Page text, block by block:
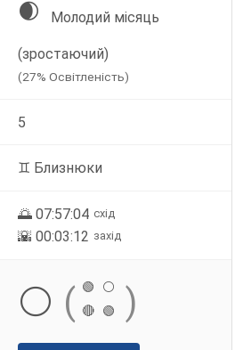
🌒 Молодий місяць
(зростаючий)
(27% Освітленість)
5
♊ Близнюки
🌅 07:57:04 схід
🌇 00:03:12 захід
⚪ ( 🟢
⚪
🔴
🟢 )